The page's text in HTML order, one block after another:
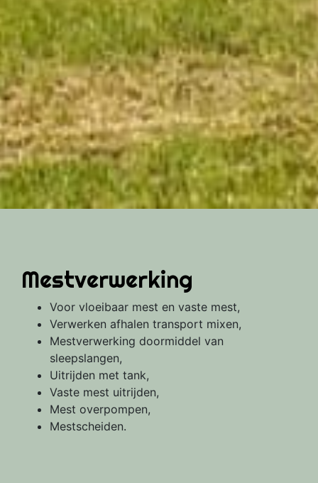
Mestverwerking
Voor vloeibaar mest en vaste mest,
Verwerken afhalen transport mixen,
Mestverwerking doormiddel van
sleepslangen,
Uitrijden met tank,
Vaste mest uitrijden,
Mest overpompen,
Mestscheiden.